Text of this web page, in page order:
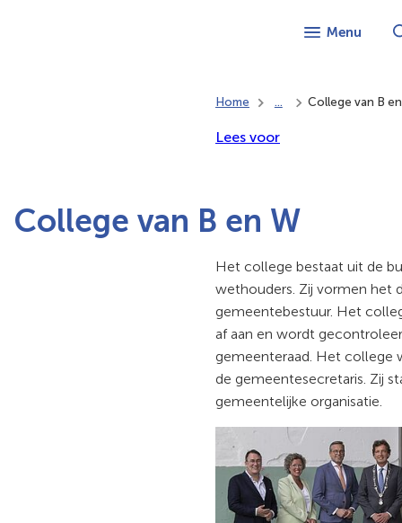
Menu
Home ... College van B
Lees voor
College van B en W
Het college bestaat uit de
wethouders. Zij vormen het
gemeentebestuur. Het
af aan en wordt
gemeenteraad. Het college
de gemeentesecretaris. Zij
gemeentelijke organisatie.